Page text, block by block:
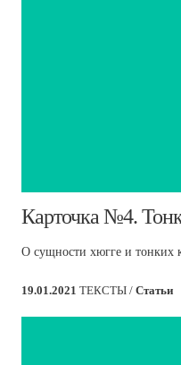
​Карточка №4.
О сущности хюгге и тонких
19.01.2021 ТЕКСТЫ / Статьи